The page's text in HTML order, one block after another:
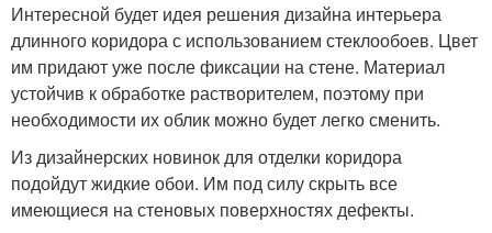
Интересной будет идея решения дизайна интерьера
длинного коридора с использованием стеклообоев. Цвет
им придают уже после фиксации на стене. Материал
устойчив к обработке растворителем, поэтому при
необходимости их облик можно будет легко сменить.
Из дизайнерских новинок для отделки коридора
подойдут жидкие обои. Им под силу скрыть все
имеющиеся на стеновых поверхностях дефекты.